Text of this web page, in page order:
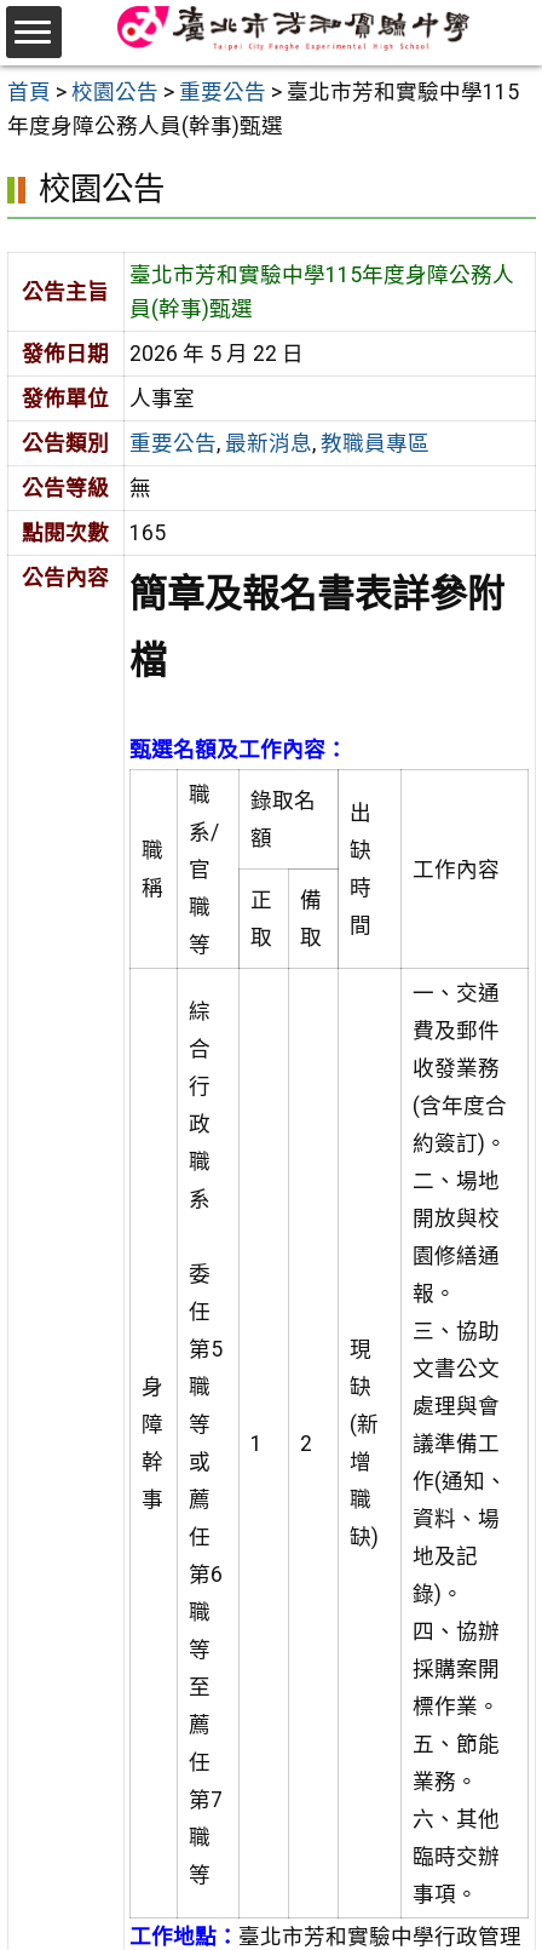
跳
至
主
要
區
首頁 > 校園公告 > 重要公告 > 臺北市芳和實驗中學115
年度身障公務人員(幹事)甄選
校園公告
公告主旨
臺北市芳和實驗中學115年度身障公務人
員(幹事)甄選
發佈日期
2026 年 5 月 22 日
發佈單位
人事室
公告類別
重要公告, 最新消息, 教職員專區
公告等級
無
點閱次數
165
公告內容
簡章及報名書表詳參附
檔
甄選名額及工作內容：
職
稱
職
系/
官
職
等
錄取名
額
出
缺
時
間
工作內容
正
取
備
取
身
障
幹
事
綜
合
行
政
職
系
委
任
第5
職
等
或
薦
任
第6
職
等
至
薦
任
第7
職
等
1 2
現
缺
(新
增
職
缺)
一、交通
費及郵件
收發業務
(含年度合
約簽訂)。
二、場地
開放與校
園修繕通
報。
三、協助
文書公文
處理與會
議準備工
作(通知、
資料、場
地及記
錄)。
四、協辦
採購案開
標作業。
五、節能
業務。
六、其他
臨時交辦
事項。
工作地點： 臺北市芳和實驗中學行政管理
選
單